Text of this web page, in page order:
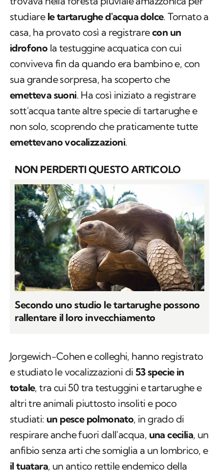
studiare le tartarughe d'acqua dolce. Tornato a
casa, ha provato così a registrarecon un
idrofono la testuggine acquatica con cui
conviveva fin da quando era bambino e, con
sua grande sorpresa, ha scoperto che
emetteva suoni. Ha così iniziato a registrare
sott'acqua tante altre specie di tartarughe e
non solo, scoprendo che praticamente tutte
emettevano vocalizzazioni.
NON PERDERTI QUESTO ARTICOLO
Secondo uno studio le tartarughe possono
rallentare il loro invecchiamento
Jorgewich-Cohen e colleghi, hanno registrato
e studiato le vocalizzazioni di 53 specie in
totale, tra cui 50 tra testuggini e tartarughe e
altri tre animali piuttosto insoliti e poco
studiati: un pesce polmonato, in grado di
respirare anche fuori dall'acqua, una cecilia, un
anfibio senza arti che somiglia a un lombrico, e
il tuatara, un antico rettile endemico della